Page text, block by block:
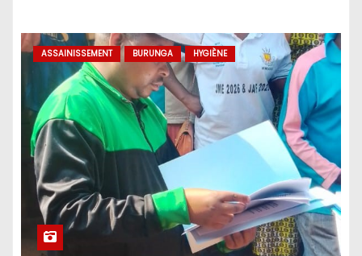
ASSAINISSEMENT BURUNGA HYGIÈNE